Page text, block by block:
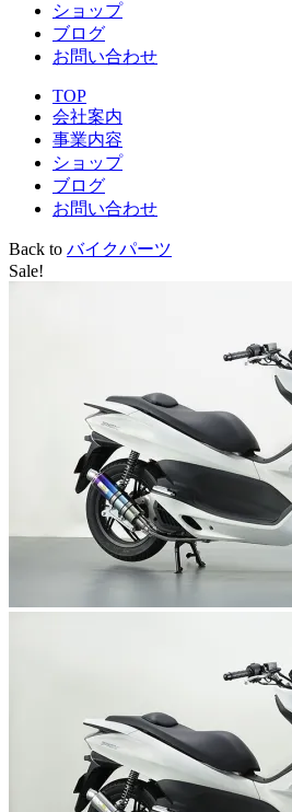
ショップ
ブログ
お問い合わせ
TOP
会社案内
事業内容
ショップ
ブログ
お問い合わせ
Back to バイクパーツ
Sale!